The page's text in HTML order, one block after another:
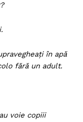
în apă
fără un adult.
voie copiii